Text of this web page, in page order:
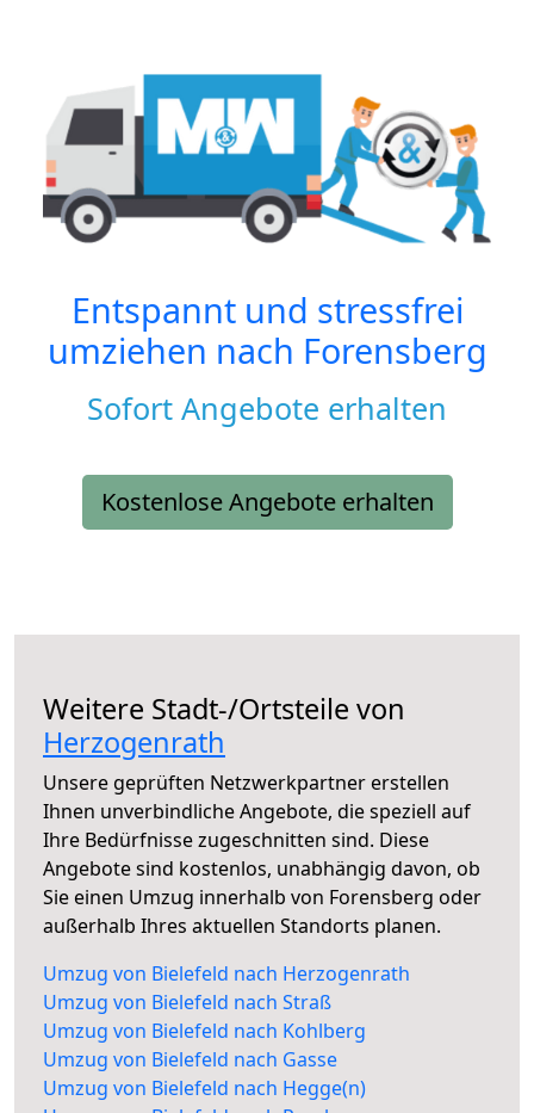
Entspannt und stressfrei
umziehen nach Forensberg
Sofort Angebote erhalten
Kostenlose Angebote erhalten
Weitere Stadt-/Ortsteile von
Herzogenrath
Unsere geprüften Netzwerkpartner erstellen
Ihnen unverbindliche Angebote, die speziell auf
Ihre Bedürfnisse zugeschnitten sind. Diese
Angebote sind kostenlos, unabhängig davon, ob
Sie einen Umzug innerhalb von Forensberg oder
außerhalb Ihres aktuellen Standorts planen.
Umzug von Bielefeld nach Herzogenrath
Umzug von Bielefeld nach Straß
Umzug von Bielefeld nach Kohlberg
Umzug von Bielefeld nach Gasse
Umzug von Bielefeld nach Hegge(n)